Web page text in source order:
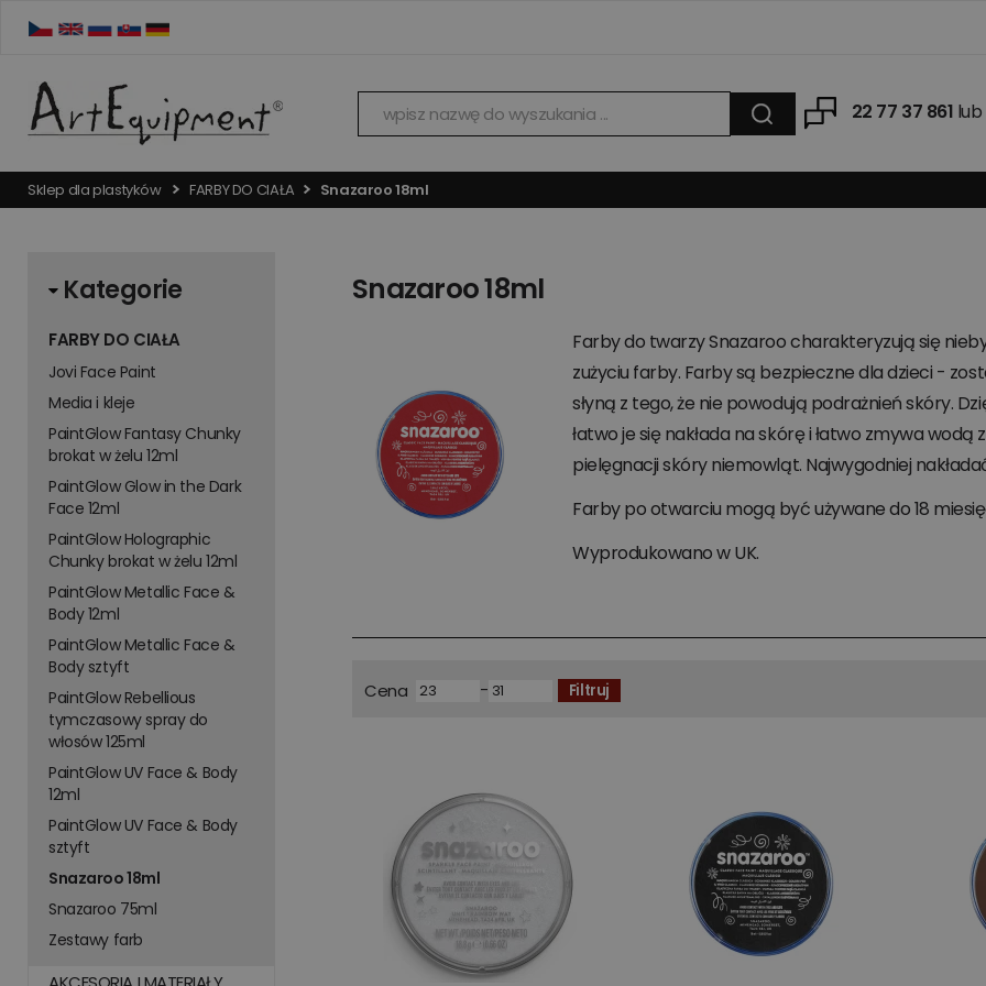
22 77 37 861 lub
Sklep dla plastyków FARBY DO CIAŁA Snazaroo 18ml
Kategorie
FARBY DO CIAŁA
Jovi Face Paint
Media i kleje
PaintGlow Fantasy Chunky
brokat w żelu 12ml
PaintGlow Glow in the Dark
Face 12ml
PaintGlow Holographic
Chunky brokat w żelu 12ml
PaintGlow Metallic Face &
Body 12ml
PaintGlow Metallic Face &
Body sztyft
PaintGlow Rebellious
tymczasowy spray do
włosów 125ml
PaintGlow UV Face & Body
12ml
PaintGlow UV Face & Body
sztyft
Snazaroo 18ml
Snazaroo 75ml
Zestawy farb
Cena - Filtruj
Snazaroo 18ml
Farby do twarzy Snazaroo charakteryzują się
zużyciu farby. Farby są bezpieczne dla dzieci -
słyną z tego, że nie powodują podrażnień skóry.
łatwo je się nakłada na skórę i łatwo zmywa
pielęgnacji skóry niemowląt. Najwygodniej
Farby po otwarciu mogą być używane do 18
Wyprodukowano w UK.